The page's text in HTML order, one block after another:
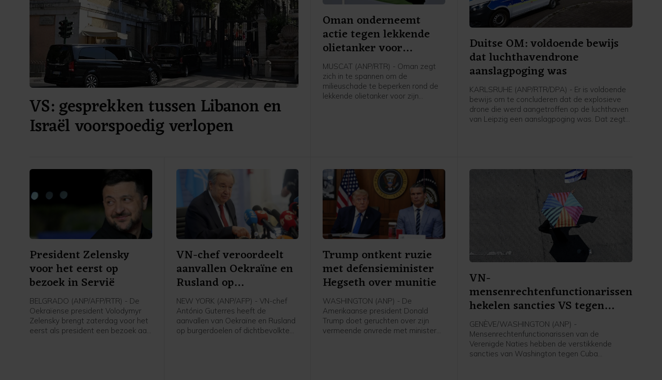
VS: gesprekken tussen Libanon en
Israël voorspoedig verlopen
Oman onderneemt
actie tegen lekkende
olietanker voor
zuidkust
MUSCAT (ANP/RTR) - Oman zegt
zich in te spannen om de
milieuschade te beperken rond de
lekkende olietanker voor zijn
Duitse OM: voldoende bewijs
dat luchthavendrone
aanslagpoging was
KARLSRUHE (ANP/RTR/DPA) - Er is voldoende
bewijs om te concluderen dat de explosieve
drone die werd aangetroffen op de luchthaven
van Leipzig een aanslagpoging was. Dat zegt
President Zelensky
voor het eerst op
bezoek in Servië
BELGRADO (ANP/AFP/RTR) - De
Oekraïense president Volodymyr
Zelensky brengt zaterdag voor het
eerst als president een bezoek aan
VN-chef veroordeelt
aanvallen Oekraïne en
Rusland op
burgerdoelen
NEW YORK (ANP/AFP) - VN-chef
António Guterres heeft de
aanvallen van Oekraïne en Rusland
op burgerdoelen of dichtbevolkte
Trump ontkent ruzie
met defensieminister
Hegseth over munitie
WASHINGTON (ANP) - De
Amerikaanse president Donald
Trump doet geruchten over zijn
vermeende onvrede met minister
VN-
mensenrechtenfunctionarissen
hekelen sancties VS tegen
Cuba
GENÈVE/WASHINGTON (ANP) -
Mensenrechtenfunctionarissen van de
Verenigde Naties hebben de verstikkende
sancties van Washington tegen Cuba